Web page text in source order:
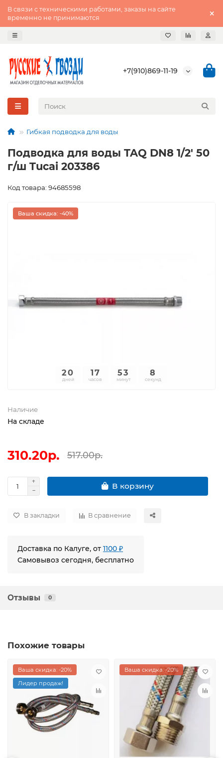
В связи с техническими работами, заказы на сайте
временно не принимаются
+7(910)869-11-19
Гибкая подводка для воды
Подводка для воды TAQ DN8 1/2' 50
г/ш Tucai 203386
Код товара: 94685598
Ваша скидка: -40%
20
дней
17
часов
53
минут
8
секунд
Наличие
На складе
310.20р. 517.00р.
В корзину
В закладки В сравнение
Доставка по Калуге, от 1100 ₽
Самовывоз сегодня, бесплатно
Отзывы 0
Похожие товары
Ваша скидка: -20%
Лидер продаж!
Ваша скидка: -20%